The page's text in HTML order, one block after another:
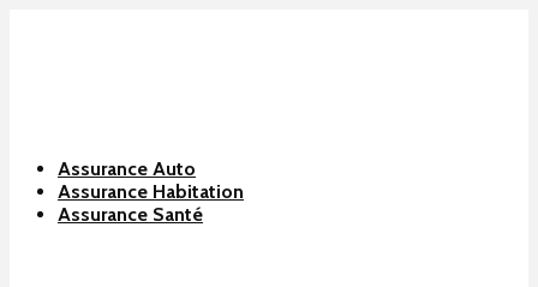
Assurance Auto
Assurance Habitation
Assurance Santé